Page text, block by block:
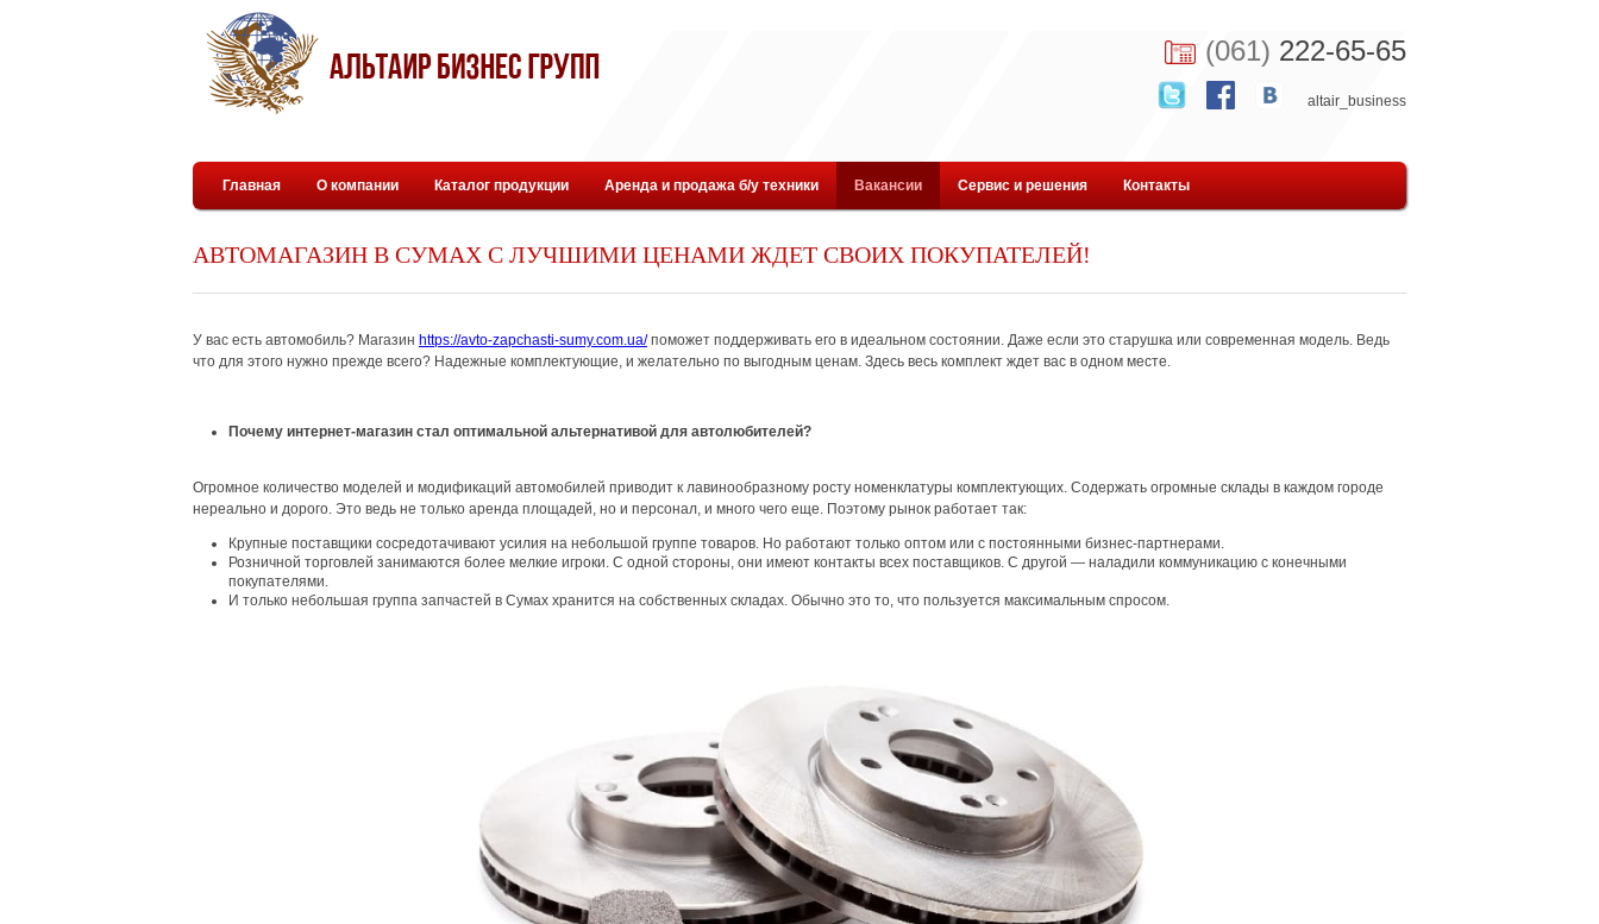
(061) 222-65-65
altair_business
Главная О компании Каталог продукции Аренда и продажа б/у техники Вакансии Сервис и решения Контакты
АВТОМАГАЗИН В СУМАХ С ЛУЧШИМИ ЦЕНАМИ ЖДЕТ СВОИХ ПОКУПАТЕЛЕЙ!
У вас есть автомобиль? Магазин https://avto-zapchasti-sumy.com.ua/поможет поддерживать его в идеальном состоянии. Даже если это старушка или современная модель. Ведь
что для этого нужно прежде всего? Надежные комплектующие, и желательно по выгодным ценам. Здесь весь комплект ждет вас в одном месте.
Почему интернет-магазин стал оптимальной альтернативой для автолюбителей?
Огромное количество моделей и модификаций автомобилей приводит к лавинообразному росту номенклатуры комплектующих. Содержать огромные склады в каждом городе
нереально и дорого. Это ведь не только аренда площадей, но и персонал, и много чего еще. Поэтому рынок работает так:
Крупные поставщики сосредотачивают усилия на небольшой группе товаров. Но работают только оптом или с постоянными бизнес-партнерами.
Розничной торговлей занимаются более мелкие игроки. С одной стороны, они имеют контакты всех поставщиков. С другой — наладили коммуникацию с конечными
покупателями.
И только небольшая группа запчастей в Сумах хранится на собственных складах. Обычно это то, что пользуется максимальным спросом.